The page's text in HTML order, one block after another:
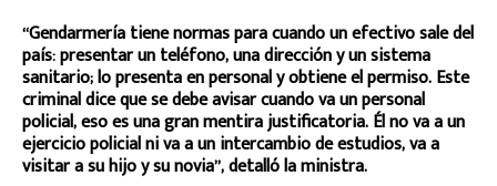
“Gendarmería tiene normas para cuando un efectivo sale del
país: presentar un teléfono, una dirección y un sistema
sanitario; lo presenta en personal y obtiene el permiso. Este
criminal dice que se debe avisar cuando va un personal
policial, eso es una gran mentira justificatoria. Él no va a un
ejercicio policial ni va a un intercambio de estudios, va a
visitar a su hijo y su novia”, detalló la ministra.